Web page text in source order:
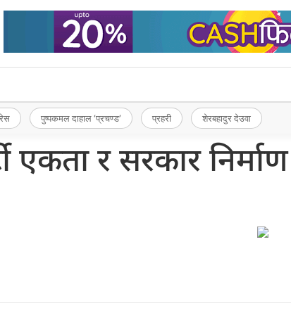
पुष्पकमल दाहाल ‘प्रचण्ड’ प्रहरी शेरबहादुर देउवा
एकता र सरकार